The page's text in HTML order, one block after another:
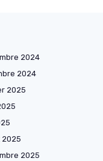
2024
2024
2025
2025